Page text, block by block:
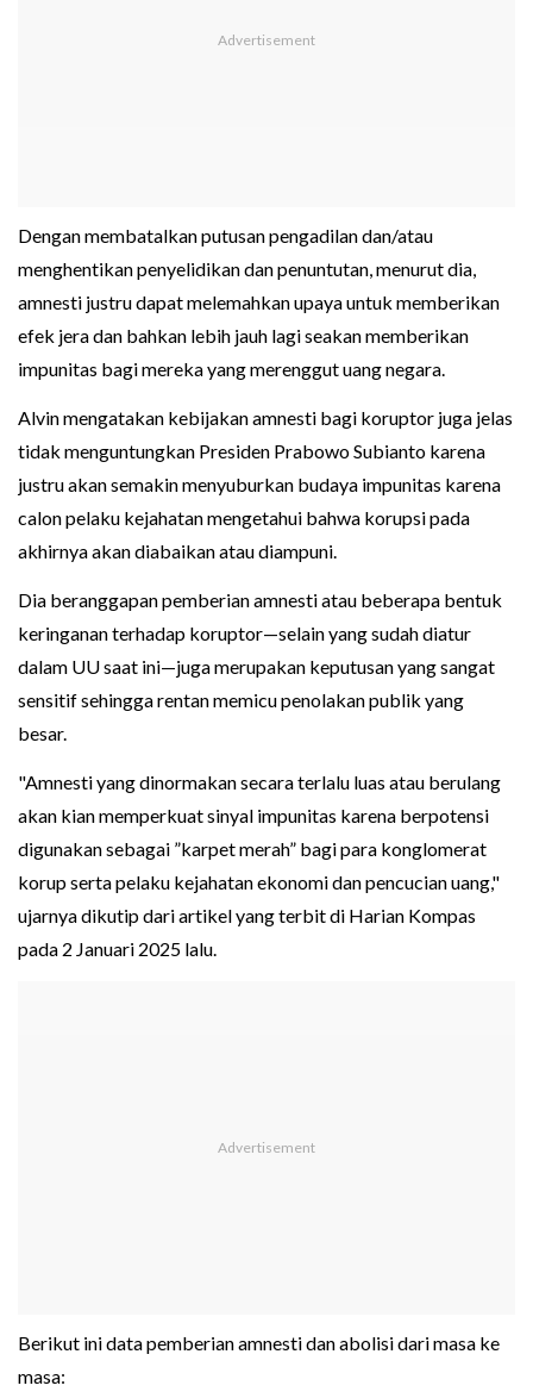
Dengan membatalkan putusan pengadilan dan/atau
menghentikan penyelidikan dan penuntutan, menurut dia,
amnesti justru dapat melemahkan upaya untuk memberikan
efek jera dan bahkan lebih jauh lagi seakan memberikan
impunitas bagi mereka yang merenggut uang negara.
Alvin mengatakan kebijakan amnesti bagi koruptor juga jelas
tidak menguntungkan Presiden Prabowo Subianto karena
justru akan semakin menyuburkan budaya impunitas karena
calon pelaku kejahatan mengetahui bahwa korupsi pada
akhirnya akan diabaikan atau diampuni.
Dia beranggapan pemberian amnesti atau beberapa bentuk
keringanan terhadap koruptor—selain yang sudah diatur
dalam UU saat ini—juga merupakan keputusan yang sangat
sensitif sehingga rentan memicu penolakan publik yang
besar.
"Amnesti yang dinormakan secara terlalu luas atau berulang
akan kian memperkuat sinyal impunitas karena berpotensi
digunakan sebagai ”karpet merah” bagi para konglomerat
korup serta pelaku kejahatan ekonomi dan pencucian uang,"
ujarnya dikutip dari artikel yang terbit di Harian Kompas
pada 2 Januari 2025 lalu.
Berikut ini data pemberian amnesti dan abolisi dari masa ke
masa: